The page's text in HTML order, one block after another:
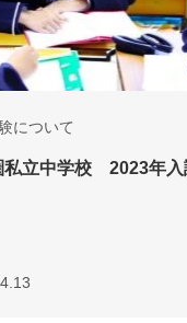
について
私立中学校 2023年入